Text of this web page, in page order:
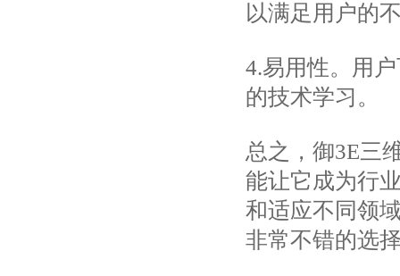
以满足用户的
4.易用性。用
的技术学习。
总之，御3E三
能让它成为行
和适应不同领
非常不错的选